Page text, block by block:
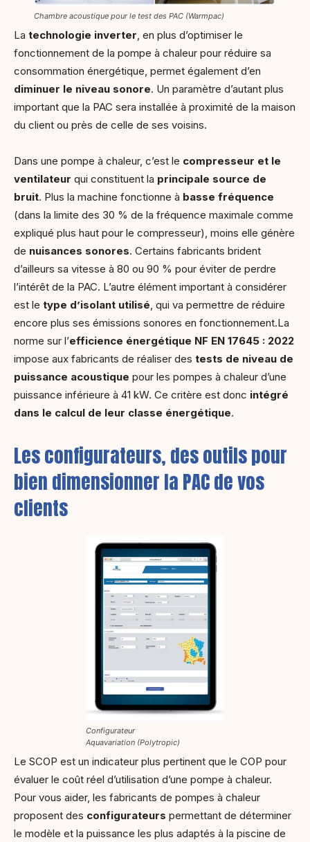
Chambre acoustique pour le test des PAC (Warmpac)
La technologie inverter, en plus d’optimiser le
fonctionnement de la pompe à chaleur pour réduire sa
consommation énergétique, permet également d’en
diminuer le niveau sonore. Un paramètre d’autant plus
important que la PAC sera installée à proximité de la maison
du client ou près de celle de ses voisins.
Dans une pompe à chaleur, c’est le compresseur et le
ventilateur qui constituent la principale source de
bruit. Plus la machine fonctionne à basse fréquence
(dans la limite des 30 % de la fréquence maximale comme
expliqué plus haut pour le compresseur), moins elle génère
de nuisances sonores. Certains fabricants brident
d’ailleurs sa vitesse à 80 ou 90 % pour éviter de perdre
l’intérêt de la PAC. L’autre élément important à considérer
est le type d’isolant utilisé, qui va permettre de réduire
encore plus ses émissions sonores en fonctionnement.La
norme sur l’efficience énergétique NF EN 17645 : 2022
impose aux fabricants de réaliser des tests de niveau de
puissance acoustique pour les pompes à chaleur d’une
puissance inférieure à 41 kW. Ce critère est donc intégré
dans le calcul de leur classe énergétique.
Les configurateurs, des outils pour
bien dimensionner la PAC de vos
clients
Configurateur
Aquavariation (Polytropic)
Le SCOP est un indicateur plus pertinent que le COP pour
évaluer le coût réel d’utilisation d’une pompe à chaleur.
Pour vous aider, les fabricants de pompes à chaleur
proposent des configurateurs permettant de déterminer
le modèle et la puissance les plus adaptés à la piscine de